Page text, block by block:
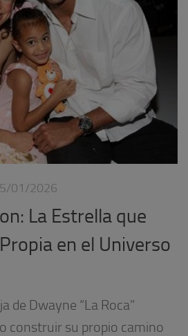
01/2026
La Estrella que
en el Universo
de Dwayne “La Roca”
construir su propio camino